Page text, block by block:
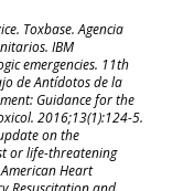
Toxbase. Agencia
IBM
emergencies. 11th
de Antídotos de la
Guidance for the
2016;13(1):124-5.
on the
or life-threatening
Heart